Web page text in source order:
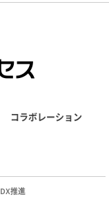
コラボレーション
DX推進